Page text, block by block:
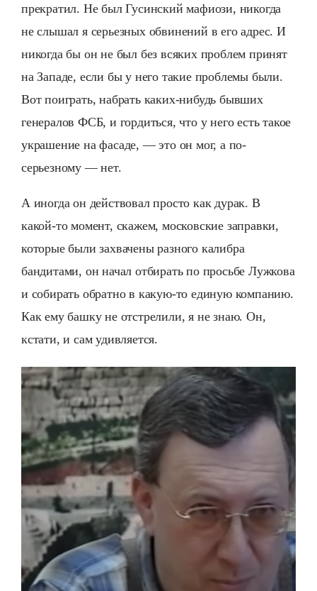
прекратил. Не был Гусинский мафиози, никогда
не слышал я серьезных обвинений в его адрес. И
никогда бы он не был без всяких проблем принят
на Западе, если бы у него такие проблемы были.
Вот поиграть, набрать каких-нибудь бывших
генералов ФСБ, и гордиться, что у него есть такое
украшение на фасаде, — это он мог, а по-
серьезному — нет.
А иногда он действовал просто как дурак. В
какой-то момент, скажем, московские заправки,
которые были захвачены разного калибра
бандитами, он начал отбирать по просьбе Лужкова
и собирать обратно в какую-то единую компанию.
Как ему башку не отстрелили, я не знаю. Он,
кстати, и сам удивляется.